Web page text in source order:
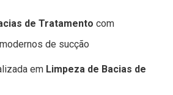
de Tratamento com
de sucção
em Limpeza de Bacias de